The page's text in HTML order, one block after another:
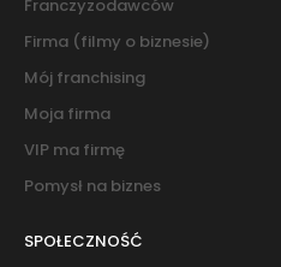
Franczyzodawców
Firma (filmy o biznesie)
Mój franchising
Moja firma
VIP ma firmę
Pomysł na biznes
SPOŁECZNOŚĆ